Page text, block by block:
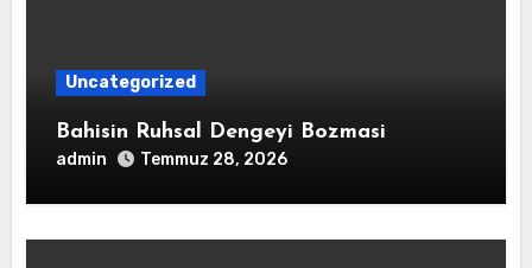
Uncategorized
Bahisin Ruhsal Dengeyi Bozmasi
admin Temmuz 28, 2026